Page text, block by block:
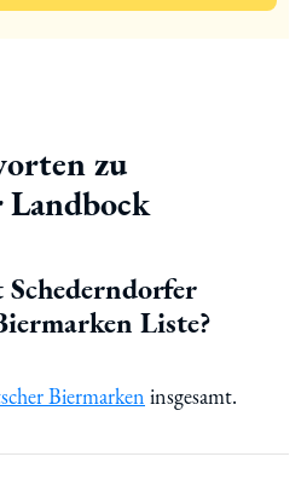
zu
Landbock
Liste?
Biermarken insgesamt.